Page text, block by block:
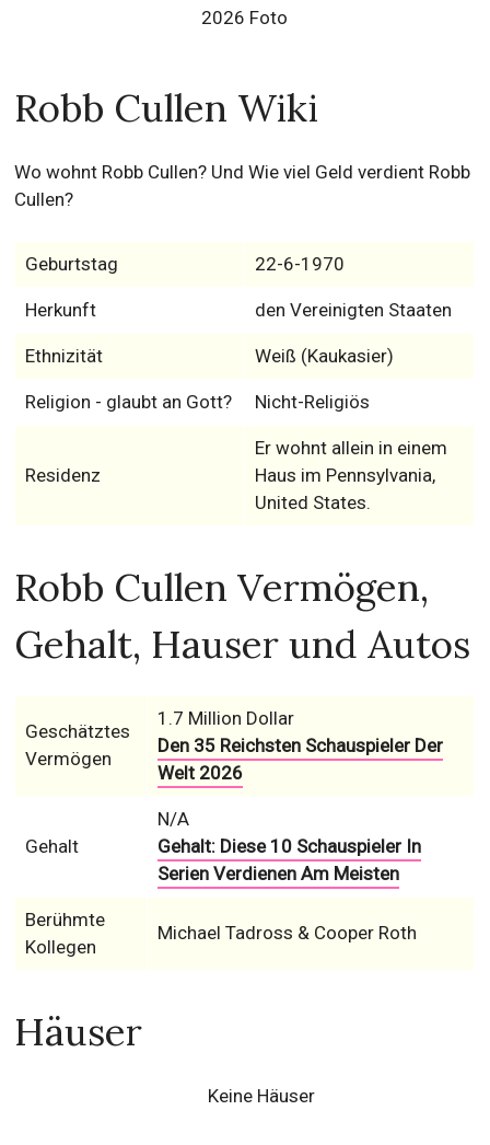
Robb Cullen Wiki
Wo wohnt Robb Cullen? Und Wie viel Geld verdient Robb
Cullen?
Geburtstag 22-6-1970
Herkunft den Vereinigten Staaten
Ethnizität Weiß (Kaukasier)
Religion - glaubt an Gott? Nicht-Religiös
Residenz
Er wohnt allein in einem
Haus im Pennsylvania,
United States.
Robb Cullen Vermögen,
Gehalt, Hauser und Autos
Geschätztes
Vermögen
1.7 Million Dollar
Den 35 Reichsten Schauspieler Der
Welt 2026
Gehalt
N/A
Gehalt: Diese 10 Schauspieler In
Serien Verdienen Am Meisten
Berühmte
Kollegen
Michael Tadross & Cooper Roth
Häuser
Keine Häuser